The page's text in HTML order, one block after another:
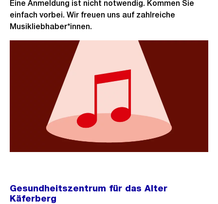
Eine Anmeldung ist nicht notwendig. Kommen Sie
einfach vorbei. Wir freuen uns auf zahlreiche
Musikliebhaber*innen.
Gesundheitszentrum für das Alter
Käferberg